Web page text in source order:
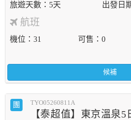
5天
航班
機位 31 可售 0
候補
團 TYO05260811A
【泰超值】東京溫泉